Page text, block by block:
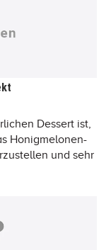
Dessert ist,
Honigmelonen-
und sehr